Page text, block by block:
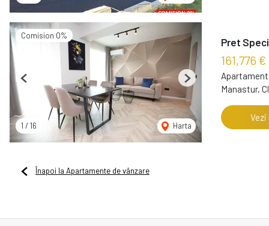
Comision 0%
1 / 16 Harta
Previous Next
Pret
161,776 €
Apartament
Manastur,
Înapoi la Apartamente de vânzare